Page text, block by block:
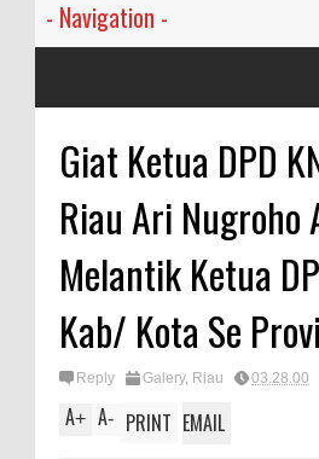
Giat Ketua DPD
Riau Ari Nugroho
Melantik Ketua
Kab/ Kota Se
Reply Galery, Riau 03.28.00
A+ A- PRINT EMAIL